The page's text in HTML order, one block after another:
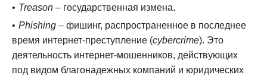
Treason – государственная измена.
Phishing – фишинг, распространенное в последнее
время интернет-преступление (cybercrime). Это
деятельность интернет-мошенников, действующих
под видом благонадежных компаний и юридических